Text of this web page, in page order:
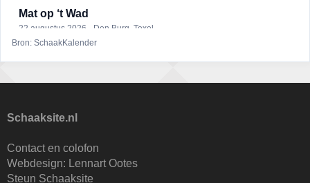
Mat op ‘t Wad
22 augustus 2026 · Den Burg, Texel
23 augustus 2026 · Utrecht
25 augustus 2026 · Bunschoten-Spakenburg
Nazomervierkampentoernooi 2026
Bron: SchaakKalender
Schaaksite.nl
Contact en colofon
Webdesign: Lennart Ootes
Steun Schaaksite